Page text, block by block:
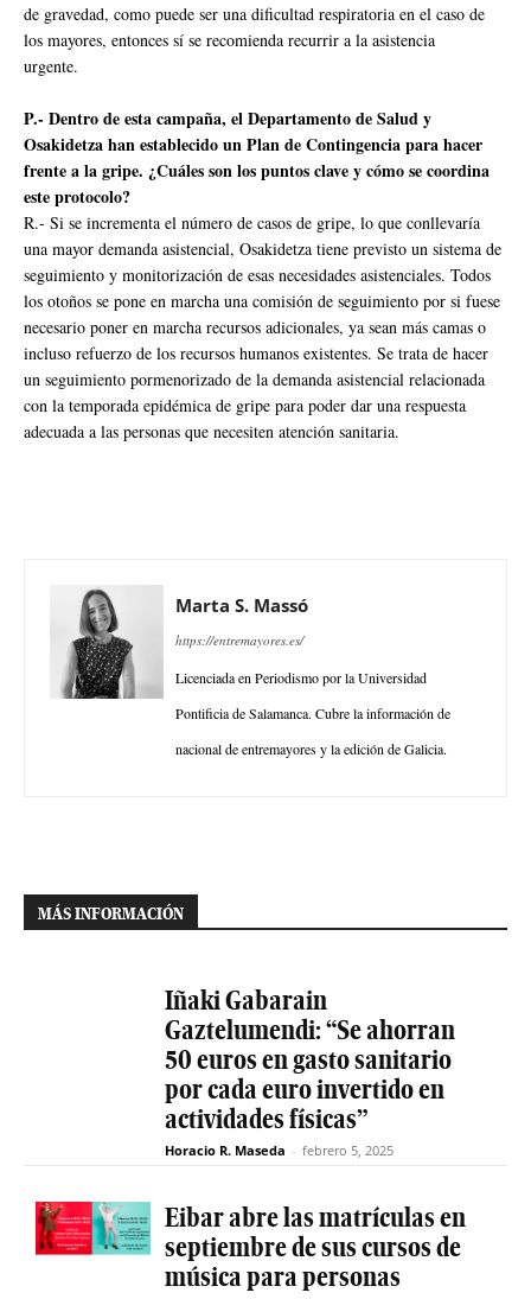
de gravedad, como puede ser una dificultad respiratoria en el caso de
los mayores, entonces sí se recomienda recurrir a la asistencia
urgente.
P.- Dentro de esta campaña, el Departamento de Salud y
Osakidetza han establecido un Plan de Contingencia para hacer
frente a la gripe. ¿Cuáles son los puntos clave y cómo se coordina
este protocolo?
R.- Si se incrementa el número de casos de gripe, lo que conllevaría
una mayor demanda asistencial, Osakidetza tiene previsto un sistema de
seguimiento y monitorización de esas necesidades asistenciales. Todos
los otoños se pone en marcha una comisión de seguimiento por si fuese
necesario poner en marcha recursos adicionales, ya sean más camas o
incluso refuerzo de los recursos humanos existentes. Se trata de hacer
un seguimiento pormenorizado de la demanda asistencial relacionada
con la temporada epidémica de gripe para poder dar una respuesta
adecuada a las personas que necesiten atención sanitaria.
Marta S. Massó
https://entremayores.es/
Licenciada en Periodismo por la Universidad
Pontificia de Salamanca. Cubre la información de
nacional de entremayores y la edición de Galicia.
MÁS INFORMACIÓN
Iñaki Gabarain
Gaztelumendi: “Se ahorran
50 euros en gasto sanitario
por cada euro invertido en
actividades físicas”
Horacio R. Maseda - febrero 5, 2025
Eibar abre las matrículas en
septiembre de sus cursos de
música para personas